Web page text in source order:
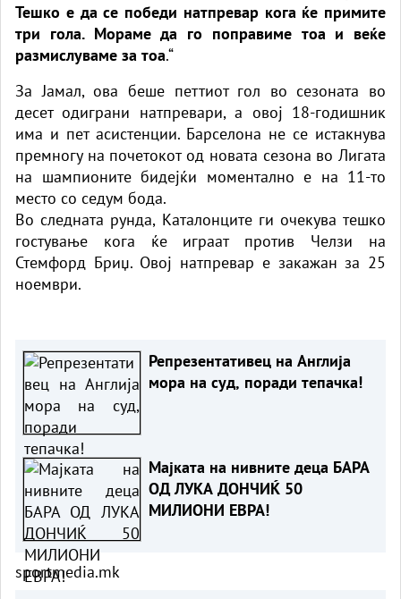
Тешко е да се победи натпревар кога ќе примите
три гола. Мораме да го поправиме тоа и веќе
размислуваме за тоа.“
За Јамал, ова беше петтиот гол во сезоната во
десет одиграни натпревари, а овој 18-годишник
има и пет асистенции. Барселона не се истакнува
премногу на почетокот од новата сезона во Лигата
на шампионите бидејќи моментално е на 11-то
место со седум бода.
Во следната рунда, Каталонците ги очекува тешко
гостување кога ќе играат против Челзи на
Стемфорд Бриџ. Овој натпревар е закажан за 25
ноември.
Репрезентативец на Англија
мора на суд, поради тепачка!
Мајката на нивните деца БАРА
ОД ЛУКА ДОНЧИЌ 50
МИЛИОНИ ЕВРА!
sportmedia.mk